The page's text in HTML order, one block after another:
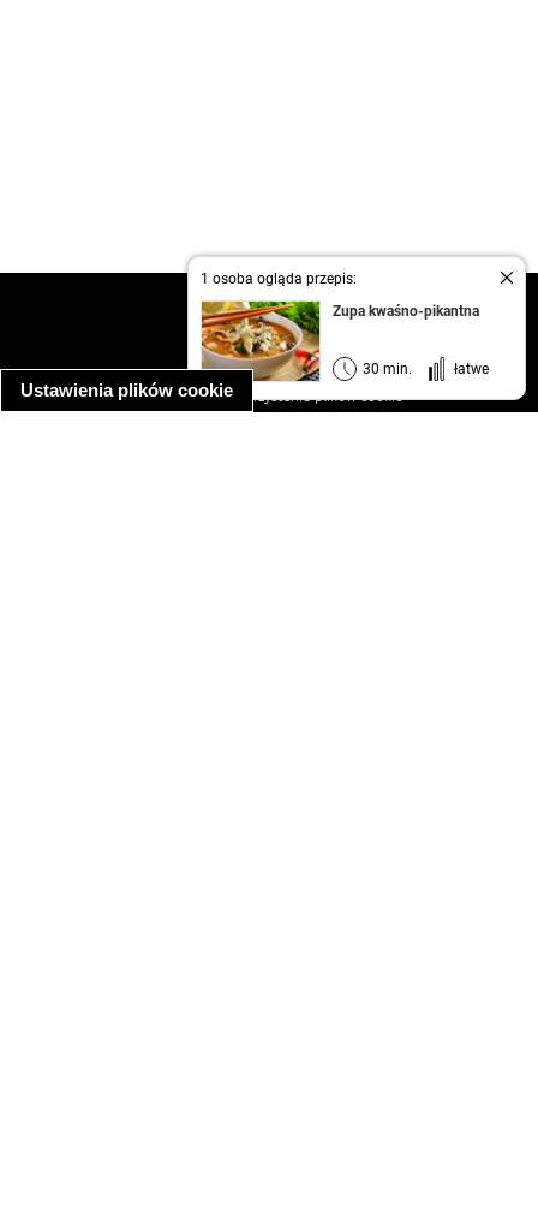
Ustawienia plików cookie
1 osoba ogląda przepis:
Zupa kwaśno-pikantna
30 min. łatwe
kontakt
regulamin
informacja o prywatności
informacja o wykorzystaniu plików cookie